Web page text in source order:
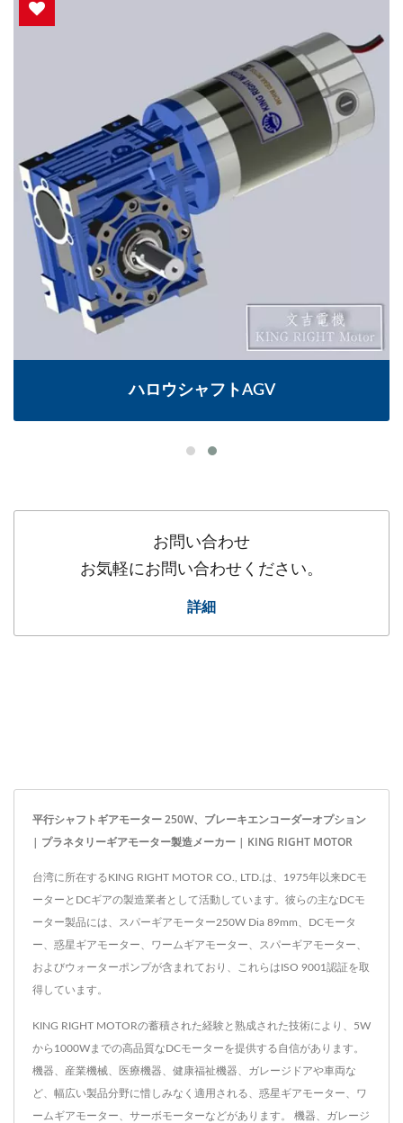
ハロウシャフトAGV
お問い合わせ
お気軽にお問い合わせください。
詳細
平行シャフトギアモーター 250W、ブレーキエンコーダーオプション
| プラネタリーギアモーター製造メーカー | KING RIGHT MOTOR
台湾に所在するKING RIGHT MOTOR CO., LTD.は、1975年以来DCモ
ーターとDCギアの製造業者として活動しています。彼らの主なDCモ
ーター製品には、スパーギアモーター250W Dia 89mm、DCモータ
ー、惑星ギアモーター、ワームギアモーター、スパーギアモーター、
およびウォーターポンプが含まれており、これらはISO 9001認証を取
得しています。
KING RIGHT MOTORの蓄積された経験と熟成された技術により、5W
から1000Wまでの高品質なDCモーターを提供する自信があります。
機器、産業機械、医療機器、健康福祉機器、ガレージドアや車両な
ど、幅広い製品分野に惜しみなく適用される、惑星ギアモーター、ワ
ームギアモーター、サーボモーターなどがあります。 機器、ガレージ